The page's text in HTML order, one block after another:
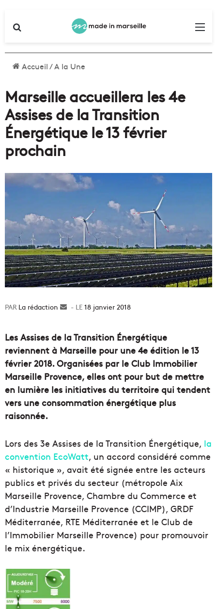
Accueil/A la Une
Marseille accueillera les 4e
Assises de la Transition
Énergétique le 13 février
prochain
La rédaction
Envoyer18 janvier 2018
Les Assises de la Transition Énergétique
reviennent à Marseille pour une 4e édition le 13
février 2018. Organisées par le Club Immobilier
Marseille Provence, elles ont pour but de mettre
en lumière les initiatives du territoire qui tendent
vers une consommation énergétique plus
raisonnée.
Lors des 3e Assises de la Transition Énergétique, la
convention EcoWatt, un accord considéré comme
« historique », avait été signée entre les acteurs
publics et privés du secteur (métropole Aix
Marseille Provence, Chambre du Commerce et
d’Industrie Marseille Provence (CCIMP), GRDF
Méditerranée, RTE Méditerranée et le Club de
l’Immobilier Marseille Provence) pour promouvoir
le mix énergétique.